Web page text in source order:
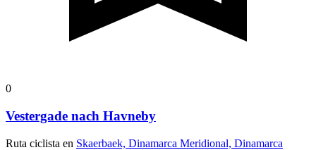
0
Vestergade nach Havneby
Ruta ciclista en Skaerbaek, Dinamarca Meridional, Dinamarca